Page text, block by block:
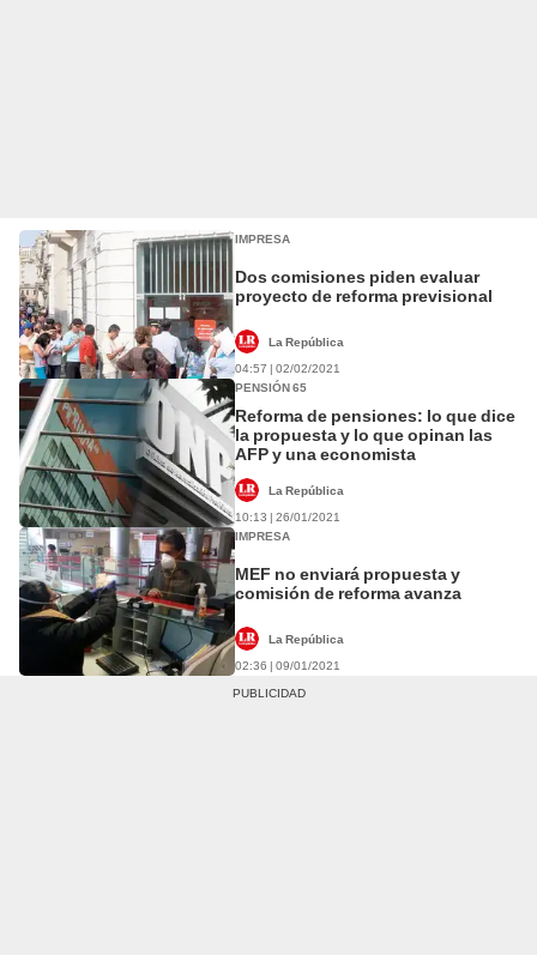
IMPRESA
Dos comisiones piden evaluar
proyecto de reforma previsional
La República
04:57 | 02/02/2021
PENSIÓN 65
Reforma de pensiones: lo que dice
la propuesta y lo que opinan las
AFP y una economista
La República
10:13 | 26/01/2021
IMPRESA
MEF no enviará propuesta y
comisión de reforma avanza
La República
02:36 | 09/01/2021